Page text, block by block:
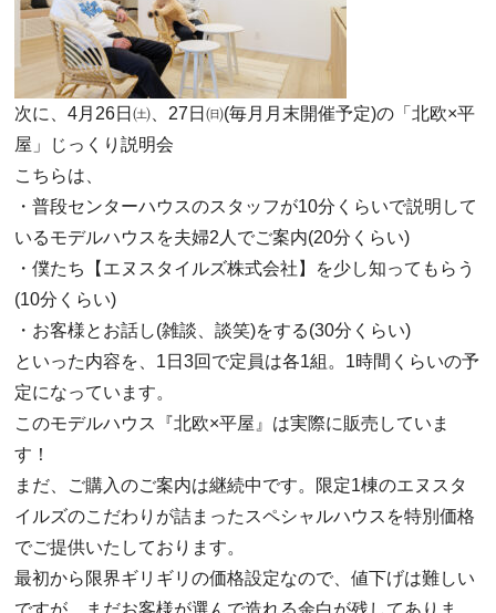
次に、4月26日㈯、27日㈰(毎月月末開催予定)の「北欧×平
屋」じっくり説明会
こちらは、
・普段センターハウスのスタッフが10分くらいで説明して
いるモデルハウスを夫婦2人でご案内(20分くらい)
・僕たち【エヌスタイルズ株式会社】を少し知ってもらう
(10分くらい)
・お客様とお話し(雑談、談笑)をする(30分くらい)
といった内容を、1日3回で定員は各1組。1時間くらいの予
定になっています。
このモデルハウス『北欧×平屋』は実際に販売していま
す！
まだ、ご購入のご案内は継続中です。限定1棟のエヌスタ
イルズのこだわりが詰まったスペシャルハウスを特別価格
でご提供いたしております。
最初から限界ギリギリの価格設定なので、値下げは難しい